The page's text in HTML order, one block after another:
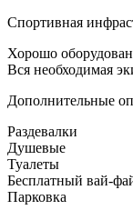
Спортивная
Хорошо
Вся необходимая
Дополнительные
Раздевалки
Душевые
Туалеты
Бесплатный вай-
Парковка